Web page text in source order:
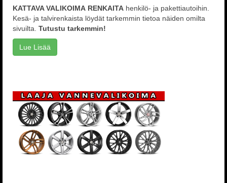
KATTAVA VALIKOIMA RENKAITA henkilö- ja pakettiautoihin.
Kesä- ja talvirenkaista löydät tarkemmin tietoa näiden omilta
sivuilta. Tutustu tarkemmin!
Lue Lisää